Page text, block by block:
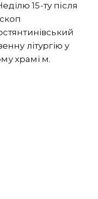
15-ту після
літургію у
храмі м.